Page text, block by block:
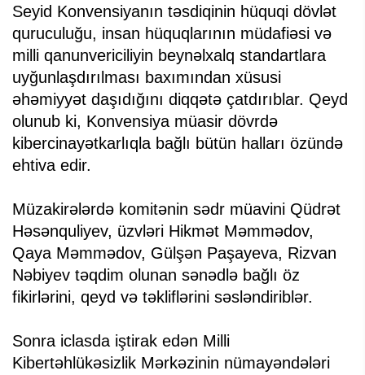
Seyid Konvensiyanın təsdiqinin hüquqi dövlət
quruculuğu, insan hüquqlarının müdafiəsi və
milli qanunvericiliyin beynəlxalq standartlara
uyğunlaşdırılması baxımından xüsusi
əhəmiyyət daşıdığını diqqətə çatdırıblar. Qeyd
olunub ki, Konvensiya müasir dövrdə
kibercinayətkarlıqla bağlı bütün halları özündə
ehtiva edir.
Müzakirələrdə komitənin sədr müavini Qüdrət
Həsənquliyev, üzvləri Hikmət Məmmədov,
Qaya Məmmədov, Gülşən Paşayeva, Rizvan
Nəbiyev təqdim olunan sənədlə bağlı öz
fikirlərini, qeyd və təkliflərini səsləndiriblər.
Sonra iclasda iştirak edən Milli
Kibertəhlükəsizlik Mərkəzinin nümayəndələri